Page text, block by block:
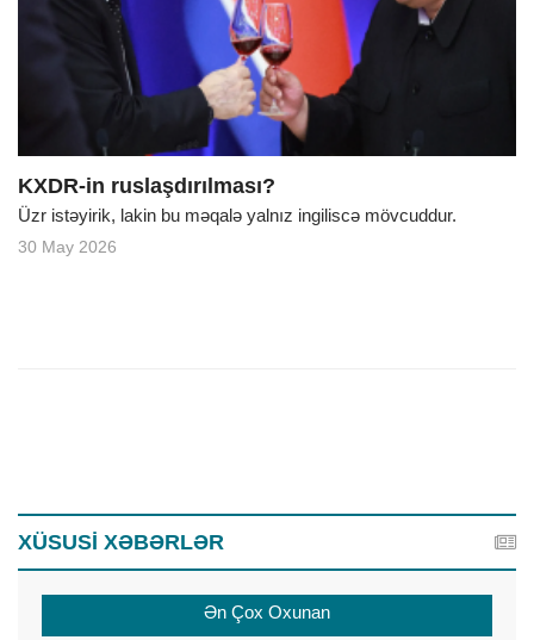
KXDR-in ruslaşdırılması?
Üzr istəyirik, lakin bu məqalə yalnız ingiliscə mövcuddur.
30 May 2026
XÜSUSİ XƏBƏRLƏR
Ən Çox Oxunan